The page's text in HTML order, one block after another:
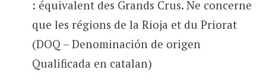
: équivalent des Grands Crus. Ne concerne
que les régions de la Rioja et du Priorat
(DOQ – Denominación de origen
Qualificada en catalan)